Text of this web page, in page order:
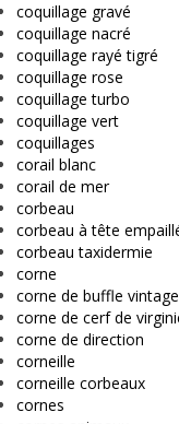
coquillage gravé
coquillage nacré
coquillage rayé tigré
coquillage rose
coquillage turbo
coquillage vert
coquillages
corail blanc
corail de mer
corbeau
corbeau à tête
corbeau taxidermie
corne
corne de buffle vintage
corne de cerf de
corne de direction
corneille
corneille corbeaux
cornes